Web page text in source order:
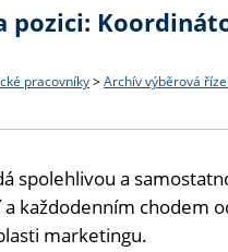
řízení
pozici:
pracovníky > Archív výběrová
spolehlivou a
a každodenním chodem
marketingu.